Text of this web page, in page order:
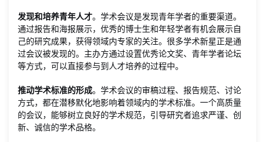
发现和培养青年人才。学术会议是发现青年学者的重要渠道。
通过报告和海报展示，优秀的博士生和年轻学者有机会展示自
己的研究成果，获得领域内专家的关注。很多学术新星正是通
过会议被发现的。主办方通过设置优秀论文奖、青年学者论坛
等方式，可以直接参与到人才培养的过程中。
推动学术标准的形成。学术会议的审稿过程、报告规范、讨论
方式，都在潜移默化地影响着领域内的学术标准。一个高质量
的会议，能够树立良好的学术规范，引导研究者追求严谨、创
新、诚信的学术品格。